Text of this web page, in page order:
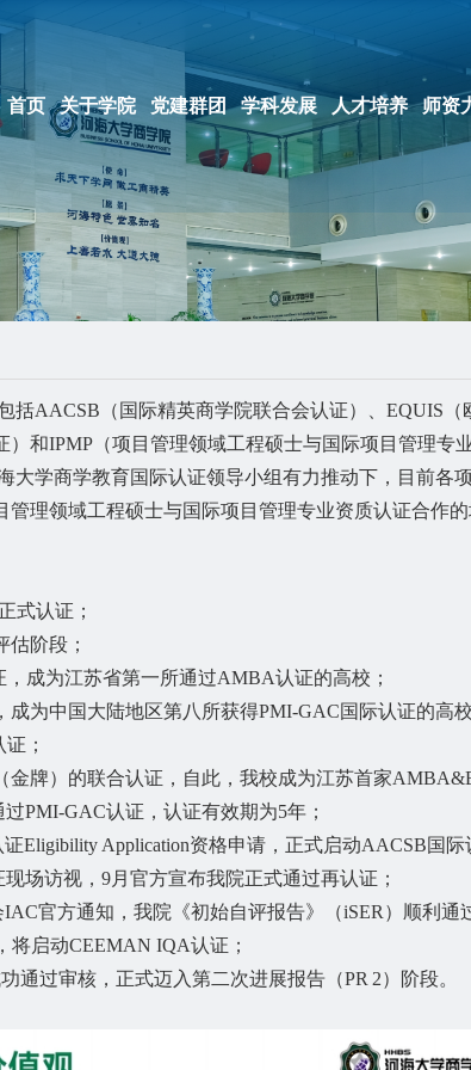
首页 关于学院 党建群团 学科发展 人才培养 师资
AACSB（国际精英商学院联合会认证）、EQUIS（
和IPMP（项目管理领域工程硕士与国际项目管理专
大学商学教育国际认证领导小组有力推动下，目前各
管理领域工程硕士与国际项目管理专业资质认证合作的
式认证；
估阶段；
成为江苏省第一所通过AMBA认证的高校；
成为中国大陆地区第八所获得PMI-GAC国际认证的高校
；
金牌）的联合认证，自此，我校成为江苏首家
PMI-GAC认证，认证有效期为5年；
Eligibility Application资格申请，正式启动AACSB国际
场访视，9月官方宣布我院正式通过再认证；
官方通知，我院《初始自评报告》（iSER）顺利通
将启动CEEMAN IQA认证；
通过审核，正式迈入第二次进展报告（PR 2）阶段。